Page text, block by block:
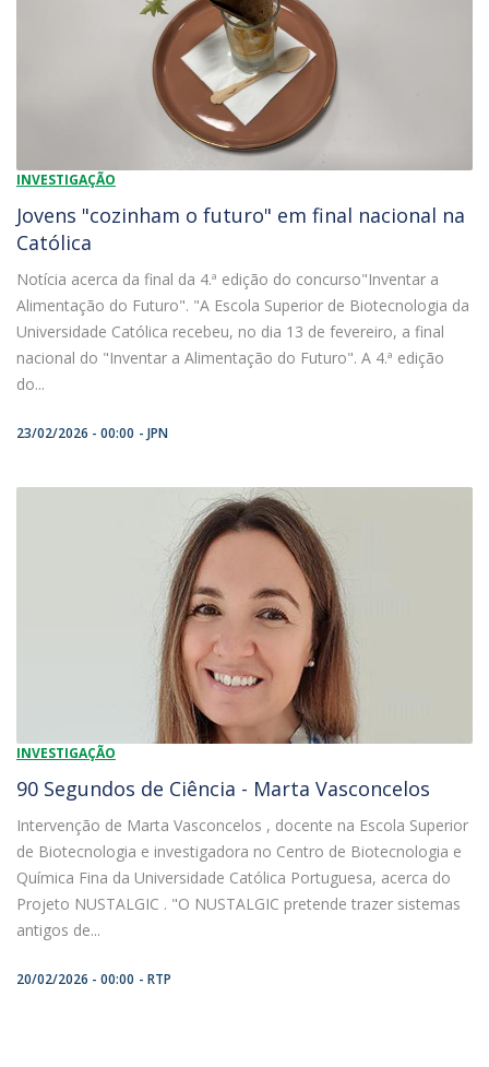
INVESTIGAÇÃO
Jovens "cozinham o futuro" em final nacional na
Católica
Notícia acerca da final da 4.ª edição do concurso"Inventar a
Alimentação do Futuro". "A Escola Superior de Biotecnologia da
Universidade Católica recebeu, no dia 13 de fevereiro, a final
nacional do "Inventar a Alimentação do Futuro". A 4.ª edição
do...
23/02/2026 - 00:00 JPN
INVESTIGAÇÃO
90 Segundos de Ciência - Marta Vasconcelos
Intervenção de Marta Vasconcelos , docente na Escola Superior
de Biotecnologia e investigadora no Centro de Biotecnologia e
Química Fina da Universidade Católica Portuguesa, acerca do
Projeto NUSTALGIC . "O NUSTALGIC pretende trazer sistemas
antigos de...
20/02/2026 - 00:00 RTP